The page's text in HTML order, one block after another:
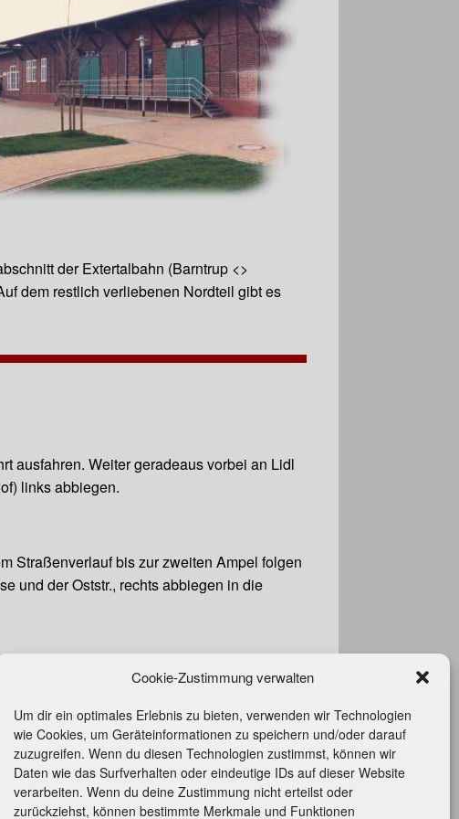
Cookie-Zustimmung verwalten
Um dir ein optimales Erlebnis zu bieten, verwenden wir Technologien
wie Cookies, um Geräteinformationen zu speichern und/oder darauf
zuzugreifen. Wenn du diesen Technologien zustimmst, können wir
Daten wie das Surfverhalten oder eindeutige IDs auf dieser Website
verarbeiten. Wenn du deine Zustimmung nicht erteilst oder
zurückziehst, können bestimmte Merkmale und Funktionen
der Extertalbahn (Barntrup <>
dem restlich verliebenen Nordteil gibt es
ausfahren. Weiter geradeaus vorbei an Lidl
links abbiegen.
Straßenverlauf bis zur zweiten Ampel folgen
und der Oststr., rechts abbiegen in die
geradeaus vorbei an der Sparkasse und
Beitrittserklärung
Kontakt